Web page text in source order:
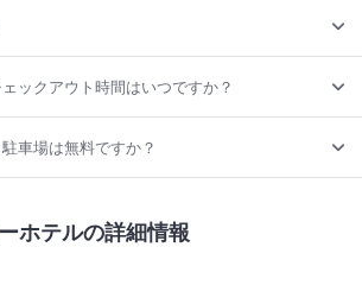
ックアウト時間はいつですか？
車場は無料ですか？
ホテルの詳細情報